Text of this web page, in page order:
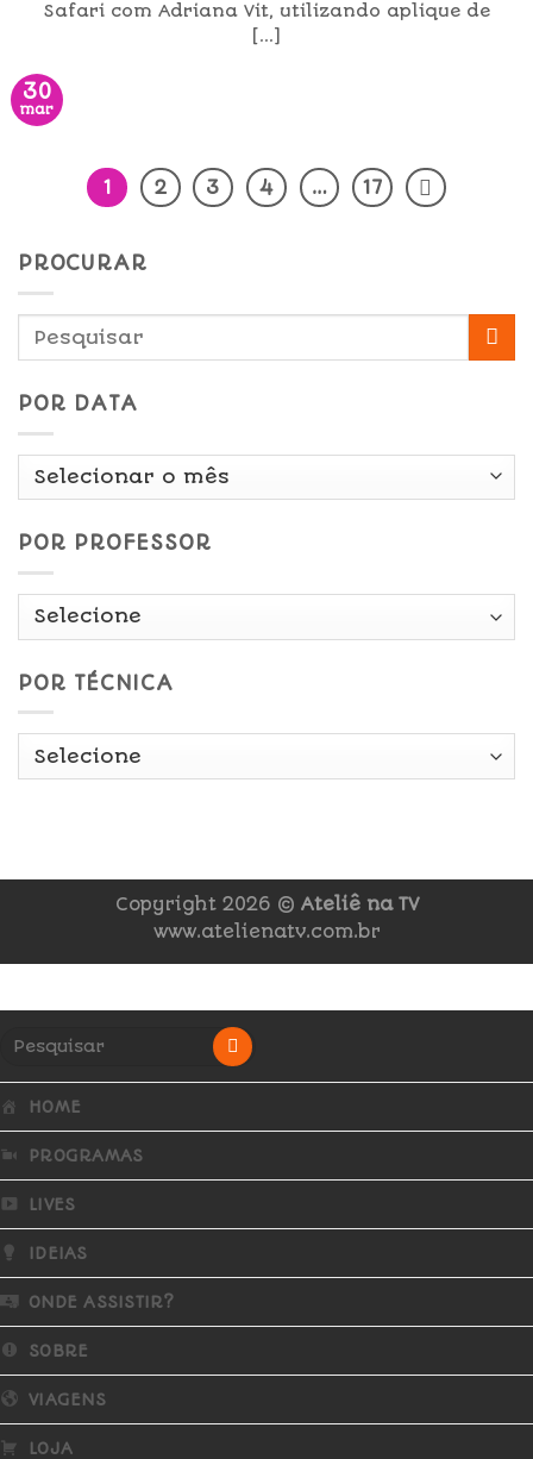
Safari com Adriana Vit, utilizando aplique de
[...]
30
mar
1 2 3 4 … 17
PROCURAR
POR DATA
Por
POR PROFESSOR
POR TÉCNICA
Copyright 2026 © Ateliê na TV
www.atelienatv.com.br
HOME
PROGRAMAS
LIVES
IDEIAS
ONDE ASSISTIR?
SOBRE
VIAGENS
LOJA